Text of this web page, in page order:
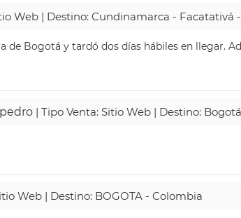
Web | Destino: Cundinamarca - Facatativá
de Bogotá y tardó dos días hábiles en llegar.
| Tipo Venta: Sitio Web | Destino:
Web | Destino: BOGOTA - Colombia